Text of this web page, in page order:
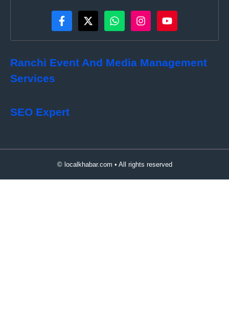
Ranchi Event And Media Management
Services
SEO Expert
© localkhabar.com • All rights reserved